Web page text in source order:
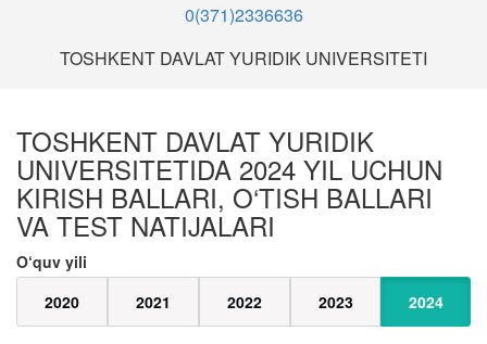
0(371)2336636
TOSHKENT DAVLAT YURIDIK UNIVERSITETI
TOSHKENT DAVLAT YURIDIK
UNIVERSITETIDA 2024 YIL UCHUN
KIRISH BALLARI, O‘TISH BALLARI
VA TEST NATIJALARI
O‘quv yili
2020
2021 2022 2023 2024